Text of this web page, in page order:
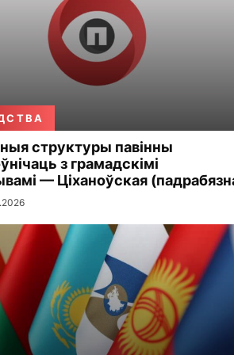
структуры павінны
з грамадскімі
— Ціханоўская